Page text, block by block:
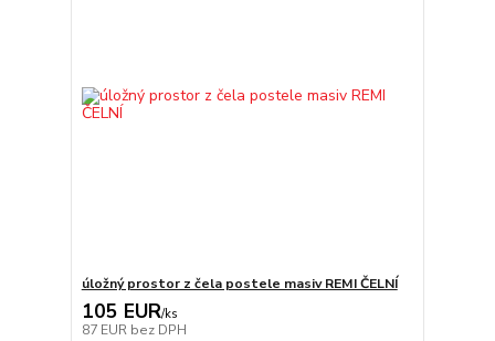
úložný prostor z čela postele masiv REMI ČELNÍ
105 EUR/ks
87 EUR bez DPH